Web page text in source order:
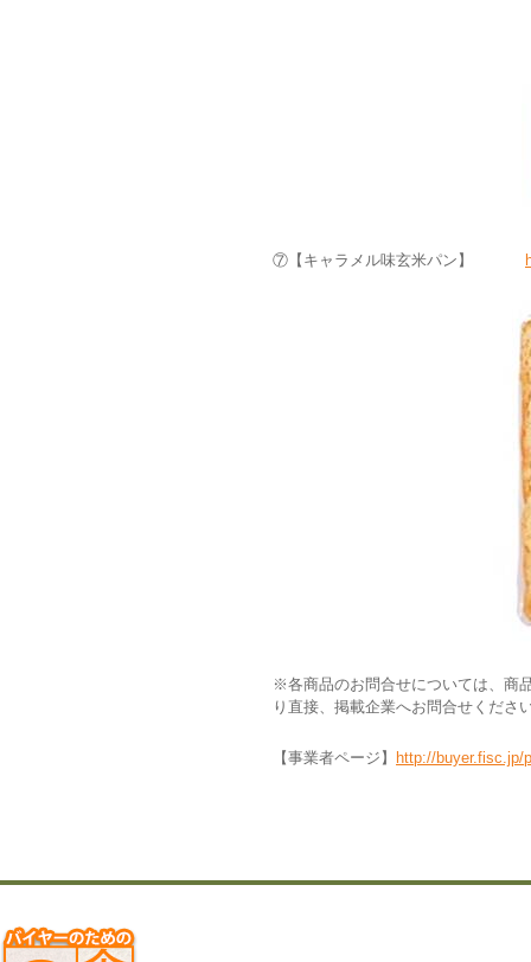
⑦【キャラメル味玄米パン】
※各商品のお問合せについては、商
り直接、掲載企業へお問合せくださ
【事業者ページ】 http://buyer.fisc.jp/